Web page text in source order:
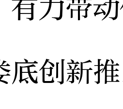
力带
创新推